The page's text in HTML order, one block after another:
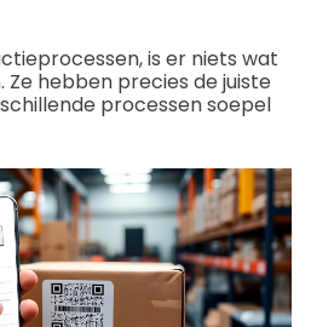
is er niets wat
Ze hebben precies de juiste
processen soepel